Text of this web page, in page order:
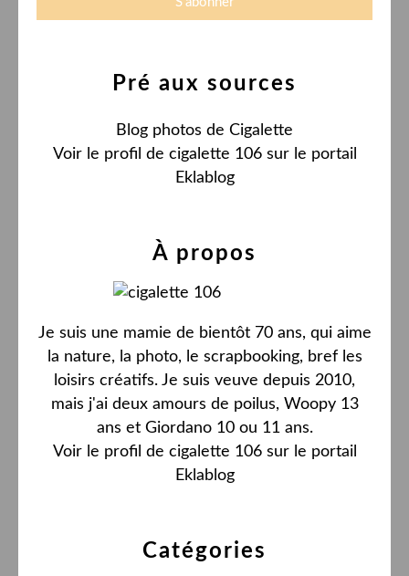
Catégories
Pré aux sources
Blog photos de Cigalette
Voir le profil de cigalette 106sur le portail
Eklablog
À propos
Je suis une mamie de bientôt 70 ans, qui aime
la nature, la photo, le scrapbooking, bref les
loisirs créatifs. Je suis veuve depuis 2010,
mais j'ai deux amours de poilus, Woopy 13
ans et Giordano 10 ou 11 ans.
Voir le profil de cigalette 106sur le portail
Eklablog